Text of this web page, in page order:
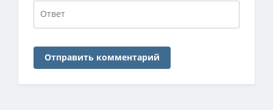
Отправить комментарий